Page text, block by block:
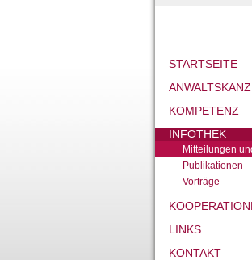
STARTSEITE
KOMPETENZ
INFOTHEK
Mitteilungen
Publikationen
Vorträge
LINKS
KONTAKT